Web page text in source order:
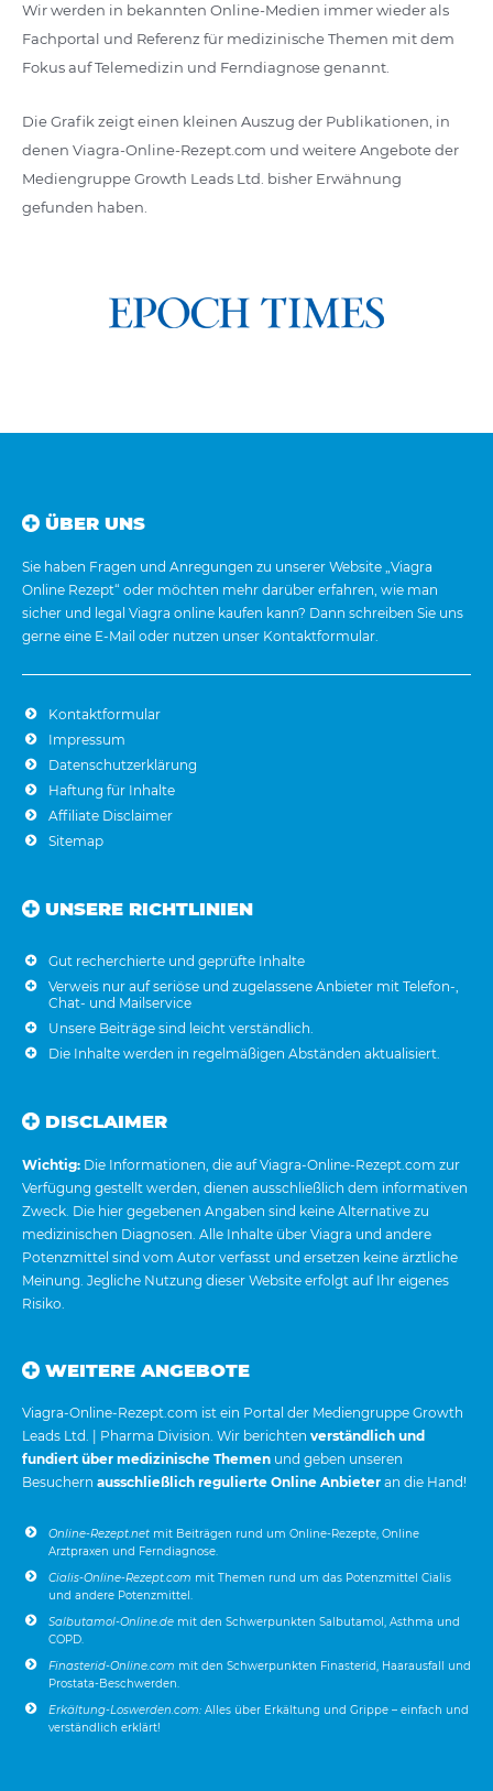
Wir werden in bekannten Online-Medien immer wieder als
Fachportal und Referenz für medizinische Themen mit dem
Fokus auf Telemedizin und Ferndiagnose genannt.
Die Grafik zeigt einen kleinen Auszug der Publikationen, in
denen Viagra-Online-Rezept.com und weitere Angebote der
Mediengruppe Growth Leads Ltd. bisher Erwähnung
gefunden haben.
ÜBER UNS
Sie haben Fragen und Anregungen zu unserer Website „Viagra
Online Rezept“ oder möchten mehr darüber erfahren, wie man
sicher und legal Viagra online kaufen kann? Dann schreiben Sie uns
gerne eine E-Mail oder nutzen unser Kontaktformular.
Kontaktformular
Impressum
Datenschutzerklärung
Haftung für Inhalte
Affiliate Disclaimer
Sitemap
UNSERE RICHTLINIEN
Gut recherchierte und geprüfte Inhalte
Verweis nur auf seriöse und zugelassene Anbieter mit Telefon-,
Chat- und Mailservice
Unsere Beiträge sind leicht verständlich.
Die Inhalte werden in regelmäßigen Abständen aktualisiert.
DISCLAIMER
Wichtig: Die Informationen, die auf Viagra-Online-Rezept.com zur
Verfügung gestellt werden, dienen ausschließlich dem informativen
Zweck. Die hier gegebenen Angaben sind keine Alternative zu
medizinischen Diagnosen. Alle Inhalte über Viagra und andere
Potenzmittel sind vom Autor verfasst und ersetzen keine ärztliche
Meinung. Jegliche Nutzung dieser Website erfolgt auf Ihr eigenes
Risiko.
WEITERE ANGEBOTE
Viagra-Online-Rezept.com ist ein Portal der Mediengruppe Growth
Leads Ltd. | Pharma Division. Wir berichten verständlich und
fundiert über medizinische Themen und geben unseren
Besuchern ausschließlich regulierte Online Anbieter an die Hand!
Online-Rezept.net mit Beiträgen rund um Online-Rezepte, Online
Arztpraxen und Ferndiagnose.
Cialis-Online-Rezept.com mit Themen rund um das Potenzmittel Cialis
und andere Potenzmittel.
Salbutamol-Online.de mit den Schwerpunkten Salbutamol, Asthma und
COPD.
Finasterid-Online.com mit den Schwerpunkten Finasterid, Haarausfall und
Prostata-Beschwerden.
Erkältung-Loswerden.com: Alles über Erkältung und Grippe – einfach und
verständlich erklärt!